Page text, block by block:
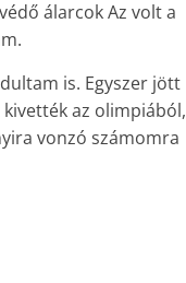
álarcok Az volt a
is. Egyszer jött
az olimpiából,
vonzó számomra